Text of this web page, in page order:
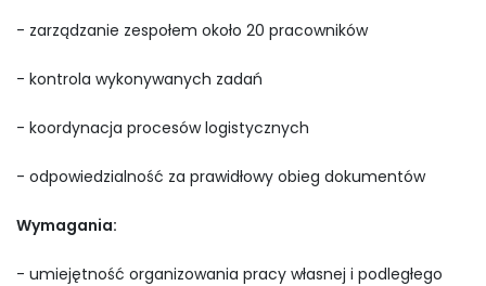
- zarządzanie zespołem około 20 pracowników
- kontrola wykonywanych zadań
- koordynacja procesów logistycznych
- odpowiedzialność za prawidłowy obieg dokumentów
Wymagania:
- umiejętność organizowania pracy własnej i podległego